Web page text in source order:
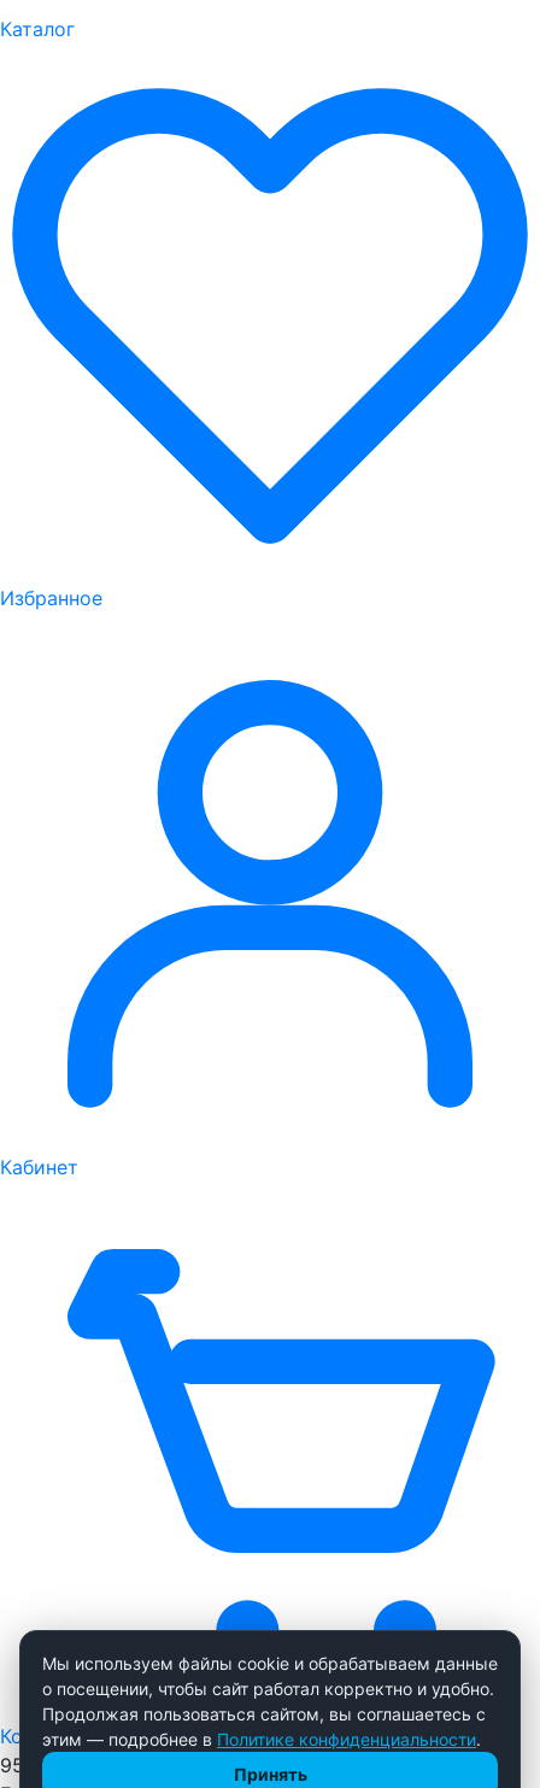
Мы используем файлы cookie и обрабатываем данные
о посещении, чтобы сайт работал корректно и удобно.
Продолжая пользоваться сайтом, вы соглашаетесь с
этим — подробнее в Политике конфиденциальности.
Принять
Каталог
Избранное
Кабинет
Корзина 0
955 р.